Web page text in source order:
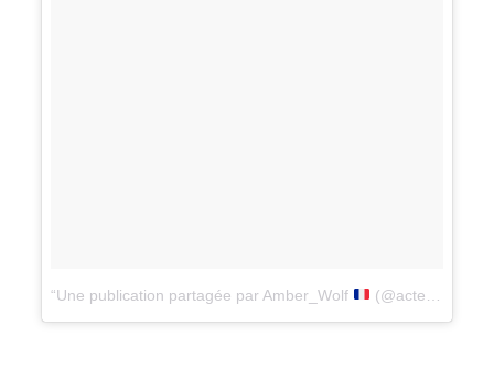
Une publication partagée par Amber_Wolf (@acteur.movie)